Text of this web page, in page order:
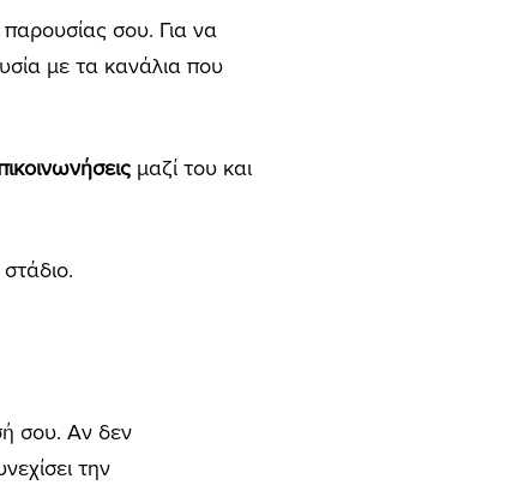
σου. Για να
με τα κανάλια που
μαζί του και
σου. Αν δεν
την